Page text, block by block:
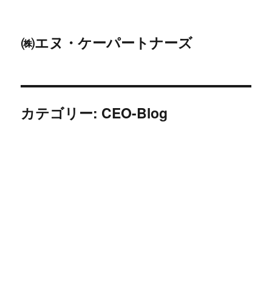
㈱エヌ・ケーパートナーズ
カテゴリー: CEO-Blog